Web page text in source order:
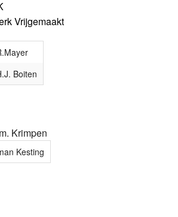
Vrijgemaakt
Boiten
Krimpen
Kesting